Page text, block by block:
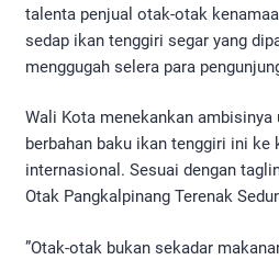
talenta penjual otak-otak
sedap ikan tenggiri segar yang
menggugah selera para
​Wali Kota menekankan
berbahan baku ikan tenggiri ini ke
internasional. Sesuai dengan
Otak Pangkalpinang Terenak
​”Otak-otak bukan sekadar